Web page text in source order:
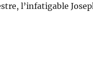
l’infatigable